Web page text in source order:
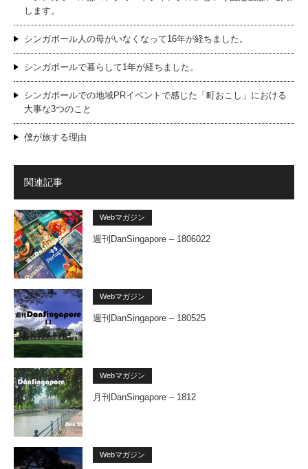
します。
シンガポール人の母がいなくなって16年が経ちました。
シンガポールで暮らして1年が経ちました。
シンガポールでの地域PRイベントで感じた「町おこし」における
大事な3つのこと
僕が旅する理由
関連記事
Webマガジン
週刊DanSingapore – 1806022
Webマガジン
週刊DanSingapore – 180525
Webマガジン
月刊DanSingapore – 1812
Webマガジン